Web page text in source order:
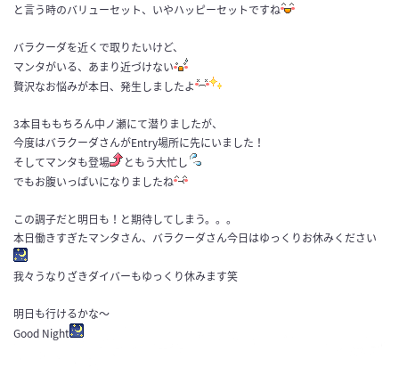
と言う時のバリューセット、いやハッピーセットですね
バラクーダを近くで取りたいけど、
マンタがいる、あまり近づけない
贅沢なお悩みが本日、発生しましたよ
3本目ももちろん中ノ瀬にて潜りましたが、
今度はバラクーダさんがEntry場所に先にいました！
そしてマンタも登場
ともう大忙し
でもお腹いっぱいになりましたね
この調子だと明日も！と期待してしまう。。。
本日働きすぎたマンタさん、バラクーダさん今日はゆっくりお休みください
我々うなりざきダイバーもゆっくり休みます笑
明日も行けるかな～
Good Night